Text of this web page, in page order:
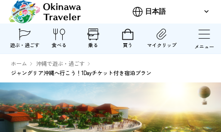
遊ぶ・過ごす 食べる 乗る 買う マイクリップ メニュー
ホーム
沖縄で遊ぶ・過ごす
ジャングリア沖縄へ行こう！1Dayチケット付き宿泊プラン